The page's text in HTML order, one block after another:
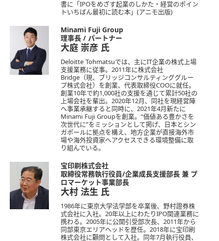
書に「IPOをめざす起業のしかた・経営のポイン
トいちばん最初に読む本」(アニモ出版)
Minami Fuji Group
理事長 / パートナー
大庭 崇彦 氏
Deloitte Tohmatsuでは、主にIT企業の株式上場
支援業務に従事。2011年に株式会社
Bridge（現、ブリッジコンサルティンググルー
プ株式会社）を創業、代表取締役COOに就任。
創業10年で約1,000社の支援を通じて累計50社の
上場会社を輩出。2020年12月、同社を現経営陣
へ事業承継すると同時に、2021年4月新たに
Minami Fuji Groupを創業。“価値ある豊かさを
次世代に”をミッションとして掲げ、日本とシン
ガポールに拠点を構え、地方企業が直接海外市
場や海外投資家へアクセスできる環境整備に取
り組んでいる。
宝印刷株式会社
取締役常務執行役員/企業成長支援部長 兼 プ
ロマーケット事業部長
大村 法生 氏
1986年に東京大学法学部を卒業後、野村證券株
式会社に入社。20年以上にわたりIPO関連業務に
携わる。2005年に公開引受部次長、2011年から
同部東京エリアヘッドを歴任。2018年に宝印刷
株式会社に顧問として入社。同年7月執行役員、